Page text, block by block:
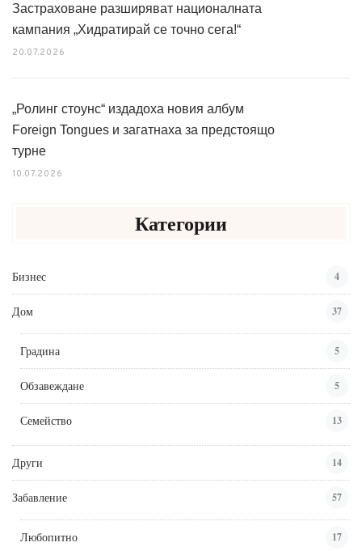
Застраховане разширяват националната
кампания „Хидратирай се точно сега!“
20.07.2026
„Ролинг стоунс“ издадоха новия албум
Foreign Tongues и загатнаха за предстоящо
турне
10.07.2026
Категории
Бизнес 4
Дом 37
Градина 5
Обзавеждане 5
Семейство 13
Други 14
Забавление 57
Любопитно 17